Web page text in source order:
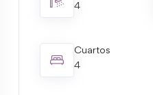
4
Cuartos
4